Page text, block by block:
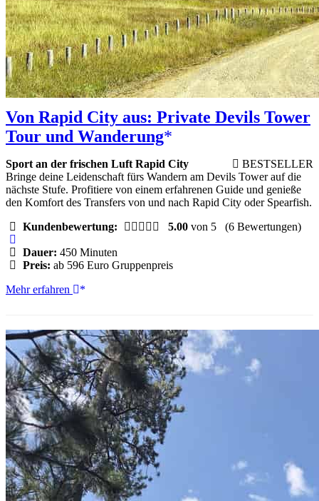
Von Rapid City aus: Private Devils Tower
Tour und Wanderung
Sport an der frischen Luft Rapid City
BESTSELLER
Bringe deine Leidenschaft fürs Wandern am Devils Tower auf die
nächste Stufe. Profitiere von einem erfahrenen Guide und genieße
den Komfort des Transfers von und nach Rapid City oder Spearfish.
Kundenbewertung:
5.00 von 5 (6 Bewertungen)
Dauer: 450 Minuten
Preis: ab 596 Euro Gruppenpreis
Von
aus:
Private
Devils
Tower
Tour
und
Wanderung
Mehr erfahren